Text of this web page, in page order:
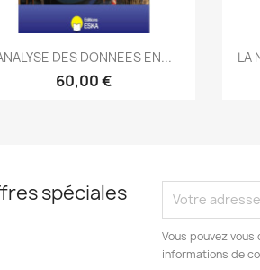
Aperçu rapide
DES DONNEES EN...
60,00 €
LA
spéciales
Vous pouvez
informations de